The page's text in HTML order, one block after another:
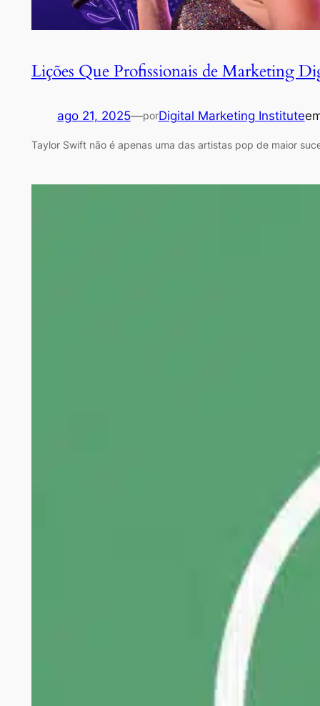
Lições Que Profissionais de Marketing
ago 21, 2025—porDigital Marketing Institute
Taylor Swift não é apenas uma das artistas pop de maior